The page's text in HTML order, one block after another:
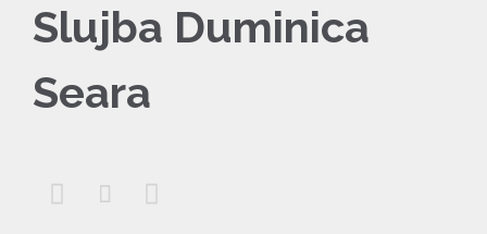
Slujba Duminica
Seara
  